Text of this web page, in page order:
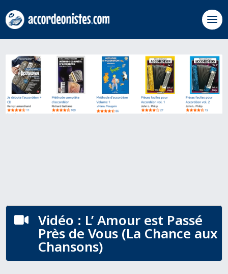
 Vidéo : L’ Amour est Passé
Près de Vous (La Chance aux
Chansons)